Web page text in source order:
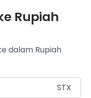
Rupiah
dalam Rupiah
STX